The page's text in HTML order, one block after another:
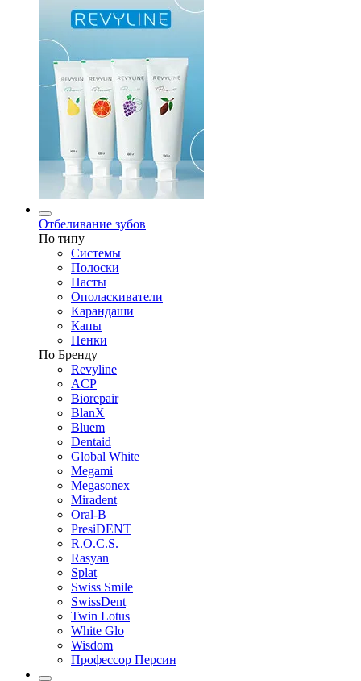
Отбеливание зубов
По типу
Системы
Полоски
Пасты
Ополаскиватели
Карандаши
Капы
Пенки
По Бренду
Revyline
ACP
Biorepair
BlanX
Bluem
Dentaid
Global White
Megami
Megasonex
Miradent
Oral-B
PresiDENT
R.O.C.S.
Rasyan
Splat
Swiss Smile
SwissDent
Twin Lotus
White Glo
Wisdom
Профессор Персин